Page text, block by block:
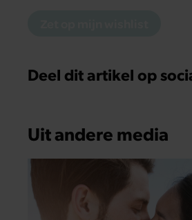
Deel dit artikel op
Uit andere media